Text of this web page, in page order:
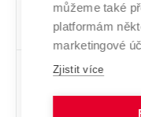
DAB032
Analýza
časových
DAB033
Aplikace
můžeme také
platformám
marketingové
Zjistit více